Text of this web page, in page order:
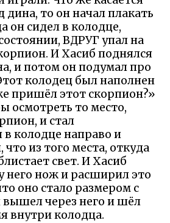
дина, то он начал плакать
он сидел в колодце,
ВДРУГ упал на
И Хасиб поднялся
и потом он подумал про
колодец был наполнен
пришёл этот скорпион?»
осмотреть то место,
и стал
в колодце направо и
что из того места, откуда
свет. И Хасиб
нож и расширил это
оно стало размером с
вышел через него и шёл
внутри колодца.